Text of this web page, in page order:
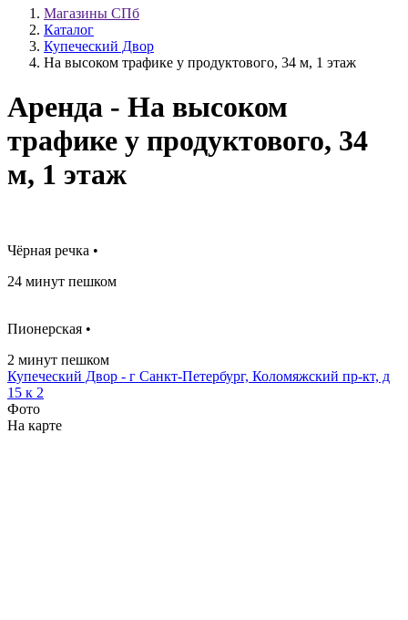
Магазины СПб
Каталог
Купеческий Двор
На высоком трафике у продуктового, 34 м, 1 этаж
Аренда - На высоком
трафике у продуктового, 34
м, 1 этаж
Чёрная речка •
24 минут пешком
Пионерская •
2 минут пешком
Купеческий Двор - г Санкт-Петербург, Коломяжский пр-кт, д
15 к 2
Фото
На карте